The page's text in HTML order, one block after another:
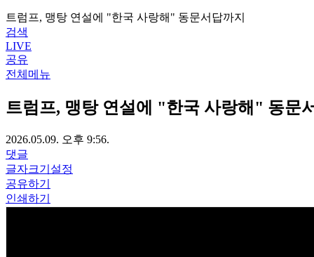
트럼프, 맹탕 연설에 "한국 사랑해" 동문서답까지
검색
LIVE
공유
전체메뉴
트럼프, 맹탕 연설에 "한국 사랑해" 동문
2026.05.09. 오후 9:56.
댓글
글자크기설정
공유하기
인쇄하기